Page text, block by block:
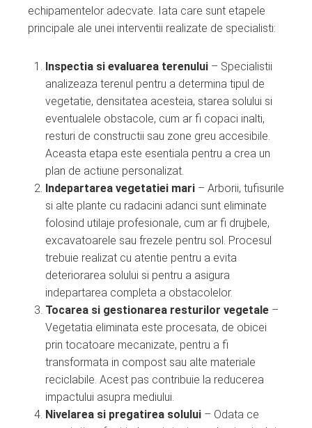
echipamentelor adecvate. Iata care sunt etapele
principale ale unei interventii realizate de specialisti:
Inspectia si evaluarea terenului – Specialistii
analizeaza terenul pentru a determina tipul de
vegetatie, densitatea acesteia, starea solului si
eventualele obstacole, cum ar fi copaci inalti,
resturi de constructii sau zone greu accesibile.
Aceasta etapa este esentiala pentru a crea un
plan de actiune personalizat.
Indepartarea vegetatiei mari – Arborii, tufisurile
si alte plante cu radacini adanci sunt eliminate
folosind utilaje profesionale, cum ar fi drujbele,
excavatoarele sau frezele pentru sol. Procesul
trebuie realizat cu atentie pentru a evita
deteriorarea solului si pentru a asigura
indepartarea completa a obstacolelor.
Tocarea si gestionarea resturilor vegetale –
Vegetatia eliminata este procesata, de obicei
prin tocatoare mecanizate, pentru a fi
transformata in compost sau alte materiale
reciclabile. Acest pas contribuie la reducerea
impactului asupra mediului.
Nivelarea si pregatirea solului – Odata ce